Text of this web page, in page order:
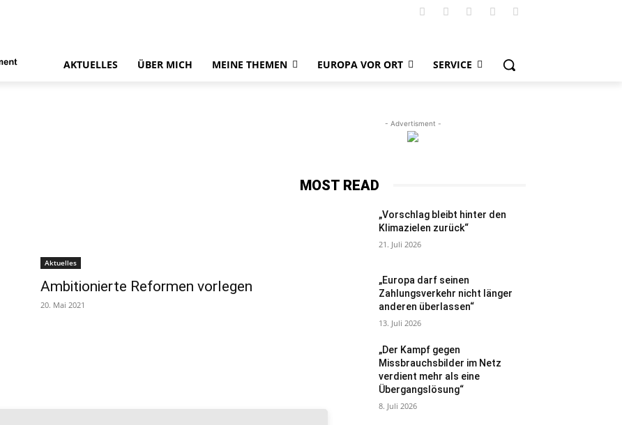
AKTUELLES ÜBER MICH MEINE THEMEN EUROPA VOR ORT SERVICE
Aktuelles
Ambitionierte Reformen vorlegen
20. Mai 2021
- Advertisment -
MOST READ
„Vorschlag bleibt hinter den
Klimazielen zurück“
21. Juli 2026
„Europa darf seinen
Zahlungsverkehr nicht länger
anderen überlassen“
13. Juli 2026
„Der Kampf gegen
Missbrauchsbilder im Netz
verdient mehr als eine
Übergangslösung“
8. Juli 2026